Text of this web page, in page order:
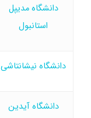
دانشگاه مدیپل
استانبول
دانشگاه نیشانتاشی
دانشگاه آیدین